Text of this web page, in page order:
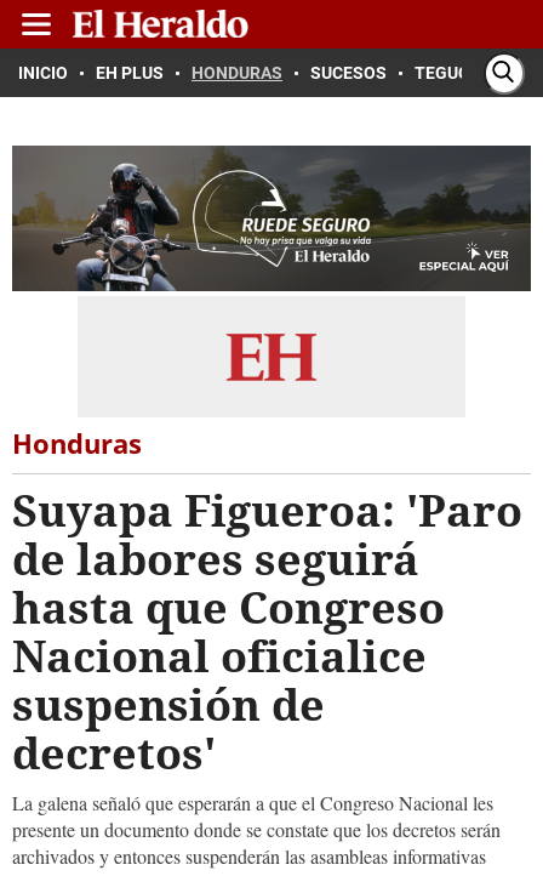
INICIO EH PLUS HONDURAS SUCESOS TEGUCIGALPA
Honduras
Suyapa Figueroa: 'Paro
de labores seguirá
hasta que Congreso
Nacional oficialice
suspensión de
decretos'
La galena señaló que esperarán a que el Congreso Nacional les
presente un documento donde se constate que los decretos serán
archivados y entonces suspenderán las asambleas informativas